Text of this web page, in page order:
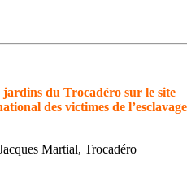
du Trocadéro sur le site
des victimes de l’esclavage
Martial, Trocadéro